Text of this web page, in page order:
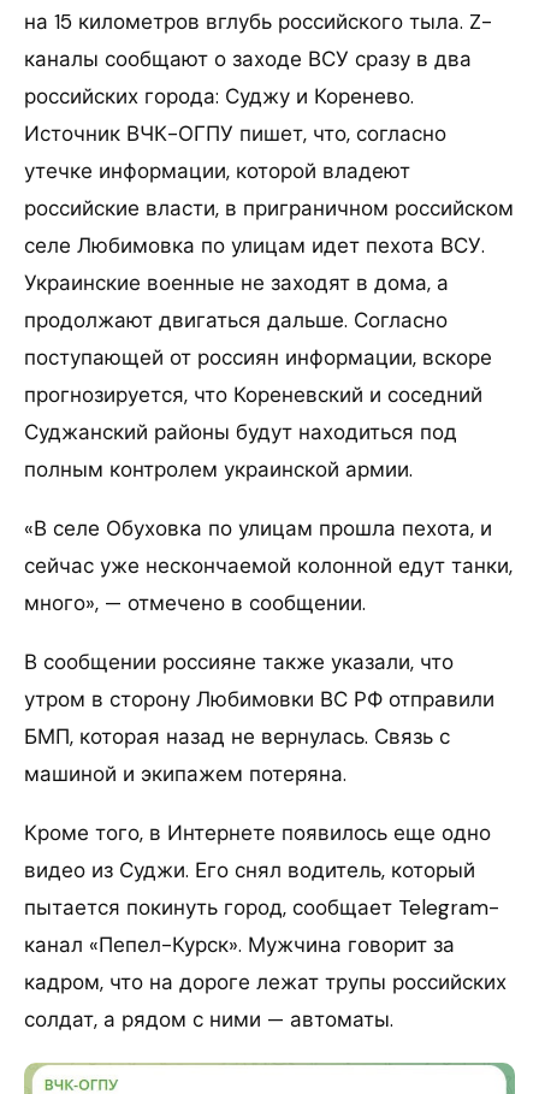
на 15 километров вглубь российского тыла. Z-
каналы сообщают о заходе ВСУ сразу в два
российских города: Суджу и Коренево.
Источник ВЧК-ОГПУ пишет, что, согласно
утечке информации, которой владеют
российские власти, в приграничном российском
селе Любимовка по улицам идет пехота ВСУ.
Украинские военные не заходят в дома, а
продолжают двигаться дальше. Согласно
поступающей от россиян информации, вскоре
прогнозируется, что Кореневский и соседний
Суджанский районы будут находиться под
полным контролем украинской армии.
«В селе Обуховка по улицам прошла пехота, и
сейчас уже нескончаемой колонной едут танки,
много», — отмечено в сообщении.
В сообщении россияне также указали, что
утром в сторону Любимовки ВС РФ отправили
БМП, которая назад не вернулась. Связь с
машиной и экипажем потеряна.
Кроме того, в Интернете появилось еще одно
видео из Суджи. Его снял водитель, который
пытается покинуть город, сообщает Telegram-
канал «Пепел-Курск». Мужчина говорит за
кадром, что на дороге лежат трупы российских
солдат, а рядом с ними — автоматы.